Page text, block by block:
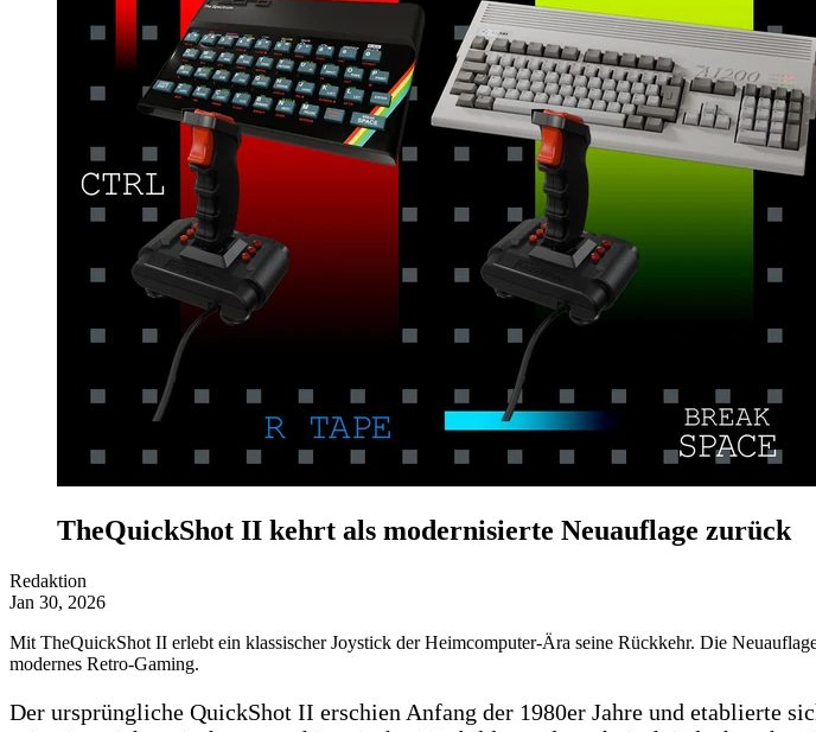
TheQuickShot II kehrt als modernisierte Neuauflage zurück
Redaktion
Jan 30, 2026
Mit TheQuickShot II erlebt ein klassischer Joystick der Heimcomputer-Ära seine Rückkehr. Die
modernes Retro-Gaming.
Der ursprüngliche QuickShot II erschien Anfang der 1980er Jahre und etablierte